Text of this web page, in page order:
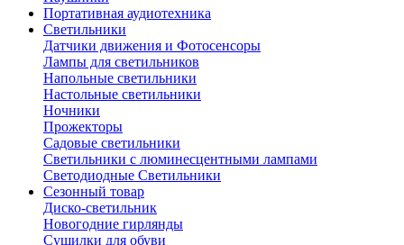
Портативная аудиотехника
Светильники
Датчики движения и Фотосенсоры
Лампы для светильников
Напольные светильники
Настольные светильники
Ночники
Прожекторы
Садовые светильники
Светильники с люминесцентными лампами
Светодиодные Светильники
Сезонный товар
Диско-светильник
Новогодние гирлянды
Сушилки для обуви